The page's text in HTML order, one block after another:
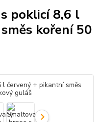
poklicí 8,6 l
koření 50